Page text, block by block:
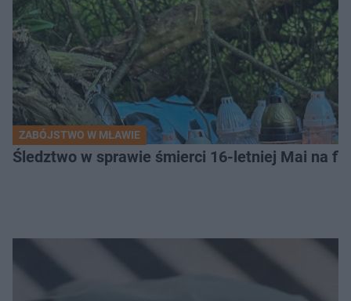
ZABÓJSTWO W MŁAWIE
Śledztwo w sprawie śmierci 16-letniej Mai na